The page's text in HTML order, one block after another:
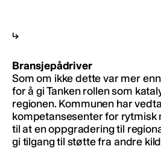
Bransjepådriver
Som om ikke dette var mer
for å gi Tanken rollen som
regionen. Kommunen har
kompetansesenter for rytmisk
til at en oppgradering til
gi tilgang til støtte fra andre